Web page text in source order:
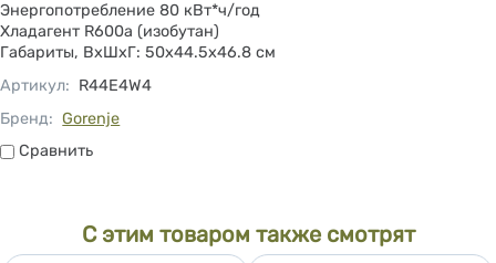
Энергопотребление 80 кВт*ч/год
Хладагент R600a (изобутан)
Габариты, ВxШxГ: 50х44.5х46.8 см
Артикул: R44E4W4
Бренд: Gorenje
СравнитьСравнить
С этим товаром также смотрят